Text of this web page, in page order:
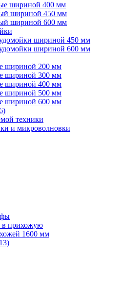
шириной 400 мм
шириной 450 мм
шириной 600 мм
шириной 450 мм
шириной 600 мм
шириной 200 мм
шириной 300 мм
шириной 400 мм
шириной 500 мм
шириной 600 мм
техники
и микроволновки
прихожую
1600 мм